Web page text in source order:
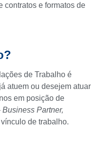
contratos e formatos de
de Trabalho é
atuem ou desejem atuar
em posição de
Business Partner,
de trabalho.